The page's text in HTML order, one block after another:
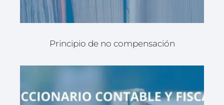
Principio de no compensación